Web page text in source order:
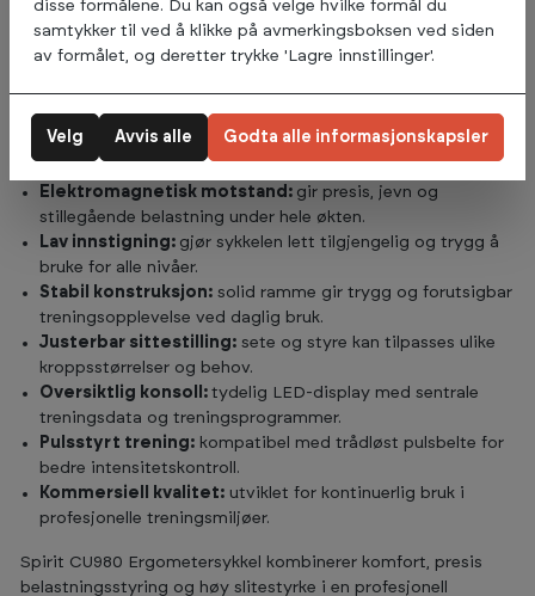
også under lengre økter. Dette gjør Spirit CU980 til et
naturlig valg i treningssentre, bedriftsgym,
Hvorfor velge Spirit CU980
Ergometersykkel?
Elektromagnetisk motstand: gir presis, jevn og
stillegående belastning under hele økten.
Lav innstigning: gjør sykkelen lett tilgjengelig og trygg å
bruke for alle nivåer.
Stabil konstruksjon: solid ramme gir trygg og forutsigbar
treningsopplevelse ved daglig bruk.
Justerbar sittestilling: sete og styre kan tilpasses ulike
kroppsstørrelser og behov.
Oversiktlig konsoll: tydelig LED-display med sentrale
treningsdata og treningsprogrammer.
Pulsstyrt trening: kompatibel med trådløst pulsbelte for
bedre intensitetskontroll.
Kommersiell kvalitet: utviklet for kontinuerlig bruk i
profesjonelle treningsmiljøer.
Spirit CU980 Ergometersykkel kombinerer komfort, presis
belastningsstyring og høy slitestyrke i en profesjonell
disse formålene. Du kan også velge hvilke formål du
samtykker til ved å klikke på avmerkingsboksen ved siden
av formålet, og deretter trykke 'Lagre innstillinger'.
Avvis alle
Velg Godta alle informasjonskapsler